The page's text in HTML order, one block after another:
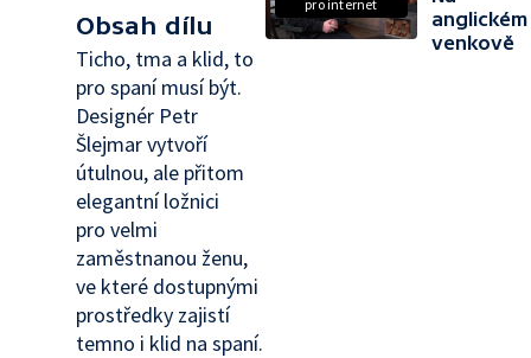
Obsah dílu
Ticho, tma a klid, to
pro spaní musí být.
Designér Petr
Šlejmar vytvoří
útulnou, ale přitom
elegantní ložnici
pro velmi
zaměstnanou ženu,
ve které dostupnými
prostředky zajistí
temno i klid na spaní.
pro internet
anglickém
venkově